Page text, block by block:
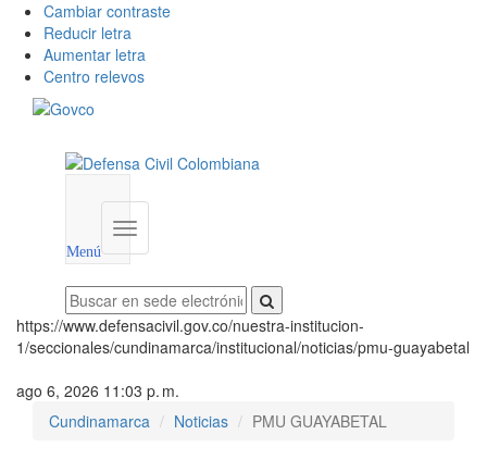
Cambiar contraste
Reducir letra
Aumentar letra
Centro relevos
Menú
Menú
institucional
https://www.defensacivil.gov.co/nuestra-institucion-
1/seccionales/cundinamarca/institucional/noticias/pmu-guayabetal
ago 6, 2026 11:03 p. m.
Cundinamarca
Noticias PMU GUAYABETAL